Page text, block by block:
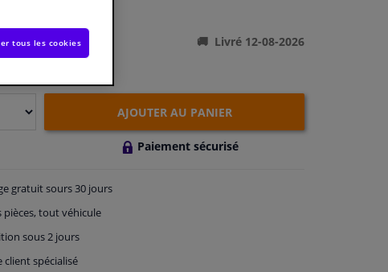
du produit
Livré 12-08-2026
AJOUTER AU PANIER
Paiement sécurisé
gratuitsours 30 jours
pièces, tout véhicule
sous 2 jours
client spécialisé
tous les cookies